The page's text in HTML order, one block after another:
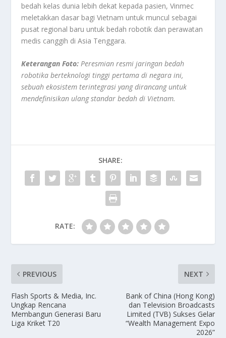
bedah kelas dunia lebih dekat kepada pasien, Vinmec
meletakkan dasar bagi Vietnam untuk muncul sebagai
pusat regional baru untuk bedah robotik dan perawatan
medis canggih di Asia Tenggara.
Keterangan Foto:Peresmian resmi jaringan bedah
robotika berteknologi tinggi pertama di negara ini,
sebuah ekosistem terintegrasi yang dirancang untuk
mendefinisikan ulang standar bedah di Vietnam.
SHARE:
RATE:
PREVIOUS
Flash Sports & Media, Inc.
Ungkap Rencana
Membangun Generasi Baru
Liga Kriket T20
NEXT
Bank of China (Hong Kong)
dan Television Broadcasts
Limited (TVB) Sukses Gelar
“Wealth Management Expo
2026”